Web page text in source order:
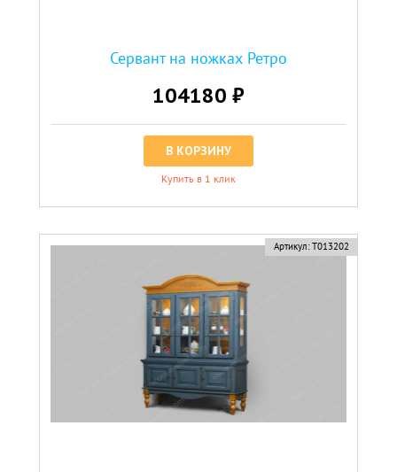
Сервант на ножках Ретро
104180 ₽
В КОРЗИНУ
Купить в 1 клик
Артикул: Т013202